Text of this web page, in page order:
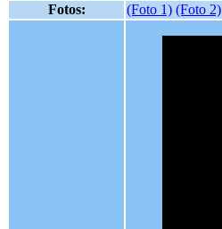
Fotos:
(Foto 1) (Foto 2)